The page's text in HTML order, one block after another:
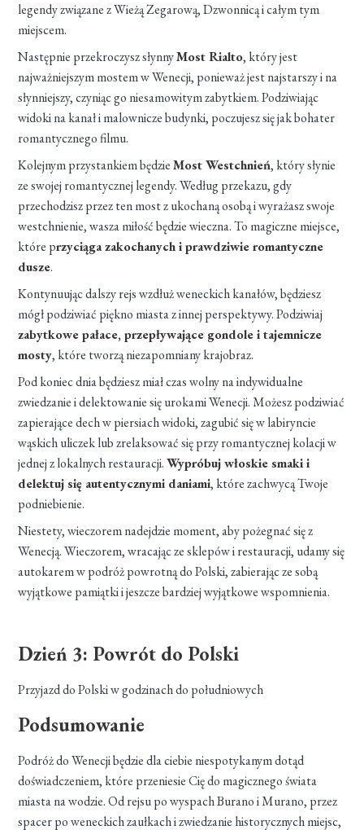
legendy związane z Wieżą Zegarową, Dzwonnicą i całym tym
miejscem.
Następnie przekroczysz słynnyMost Rialto, który jest
najważniejszym mostem w Wenecji, ponieważ jest najstarszy i na
słynniejszy, czyniąc go niesamowitym zabytkiem. Podziwiając
widoki na kanał i malownicze budynki, poczujesz się jak bohater
romantycznego filmu.
Kolejnym przystankiem będzieMost Westchnień, który słynie
ze swojej romantycznej legendy. Według przekazu, gdy
przechodzisz przez ten most z ukochaną osobą i wyrażasz swoje
westchnienie, wasza miłość będzie wieczna. To magiczne miejsce,
które przyciąga zakochanych i prawdziwie romantyczne
dusze.
Kontynuując dalszy rejs wzdłuż weneckich kanałów, będziesz
mógł podziwiać piękno miasta z innej perspektywy. Podziwiaj
zabytkowe pałace, przepływające gondole i tajemnicze
mosty, które tworzą niezapomniany krajobraz.
Pod koniec dnia będziesz miał czas wolny na indywidualne
zwiedzanie i delektowanie się urokami Wenecji. Możesz podziwiać
zapierające dech w piersiach widoki, zagubić się w labiryncie
wąskich uliczek lub zrelaksować się przy romantycznej kolacji w
jednej z lokalnych restauracji.Wypróbuj włoskie smaki i
delektuj się autentycznymi daniami, które zachwycą Twoje
podniebienie.
Niestety, wieczorem nadejdzie moment, aby pożegnać się z
Wenecją. Wieczorem, wracając ze sklepów i restauracji, udamy się
autokarem w podróż powrotną do Polski, zabierając ze sobą
wyjątkowe pamiątki i jeszcze bardziej wyjątkowe wspomnienia.
Dzień 3: Powrót do Polski
Przyjazd do Polski w godzinach do południowych
Podsumowanie
Podróż do Wenecji będzie dla ciebie niespotykanym dotąd
doświadczeniem, które przeniesie Cię do magicznego świata
miasta na wodzie. Od rejsu po wyspach Burano i Murano, przez
spacer po weneckich zaułkach i zwiedzanie historycznych miejsc,